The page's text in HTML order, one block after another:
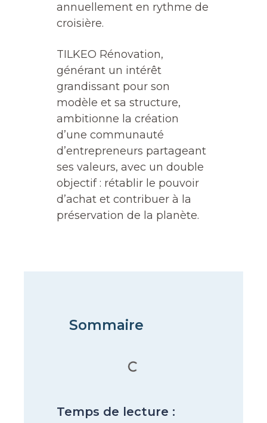
annuellement en rythme de
croisière.
TILKEO Rénovation,
générant un intérêt
grandissant pour son
modèle et sa structure,
ambitionne la création
d’une communauté
d’entrepreneurs partageant
ses valeurs, avec un double
objectif : rétablir le pouvoir
d’achat et contribuer à la
préservation de la planète.
Sommaire
Temps de lecture :